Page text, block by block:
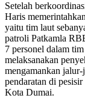
Setelah
Haris
yaitu tim laut
patroli Patkamla
7 personel dalam
melaksanakan
mengamankan
pendaratan di
Kota Dumai.